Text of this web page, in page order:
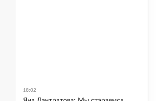
18:02